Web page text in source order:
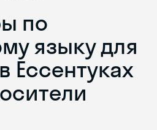
по
языку для
Ессентуках